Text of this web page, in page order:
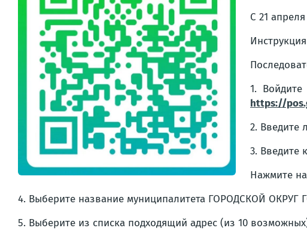
С 21
1.
https://
2. Введите
3. Введите
Нажмите
4. Выберите название муниципалитета ГОРОДСКОЙ ОКРУГ
5. Выберите из списка подходящий адрес (из 10